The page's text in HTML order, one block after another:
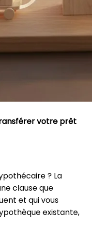
votre prêt
? La
clause que
et qui vous
existante,